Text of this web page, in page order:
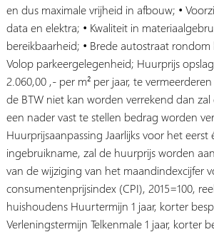
en dus maximale vrijheid in afbouw; •
data en elektra; • Kwaliteit in
bereikbaarheid; • Brede autostraat rondom
Volop parkeergelegenheid; Huurprijs
2.060,00 ,- per m² per jaar, te
de BTW niet kan worden verrekend dan
een nader vast te stellen bedrag worden
Huurprijsaanpassing Jaarlijks voor het
ingebruikname, zal de huurprijs worden
van de wijziging van het maandindexcijfer
consumentenprijsindex (CPI), 2015=100,
huishoudens Huurtermijn 1 jaar, korter
Verleningstermijn Telkenmale 1 jaar, korter